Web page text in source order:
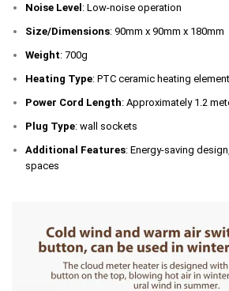
Noise Level : Low-noise operation
Size/Dimensions: 90mm x 90mm x 180mm
Weight: 700g
Heating Type: PTC ceramic heating element
Power Cord Length: Approximately 1.2
Plug Type: wall sockets
Additional Features: Energy-saving
spaces